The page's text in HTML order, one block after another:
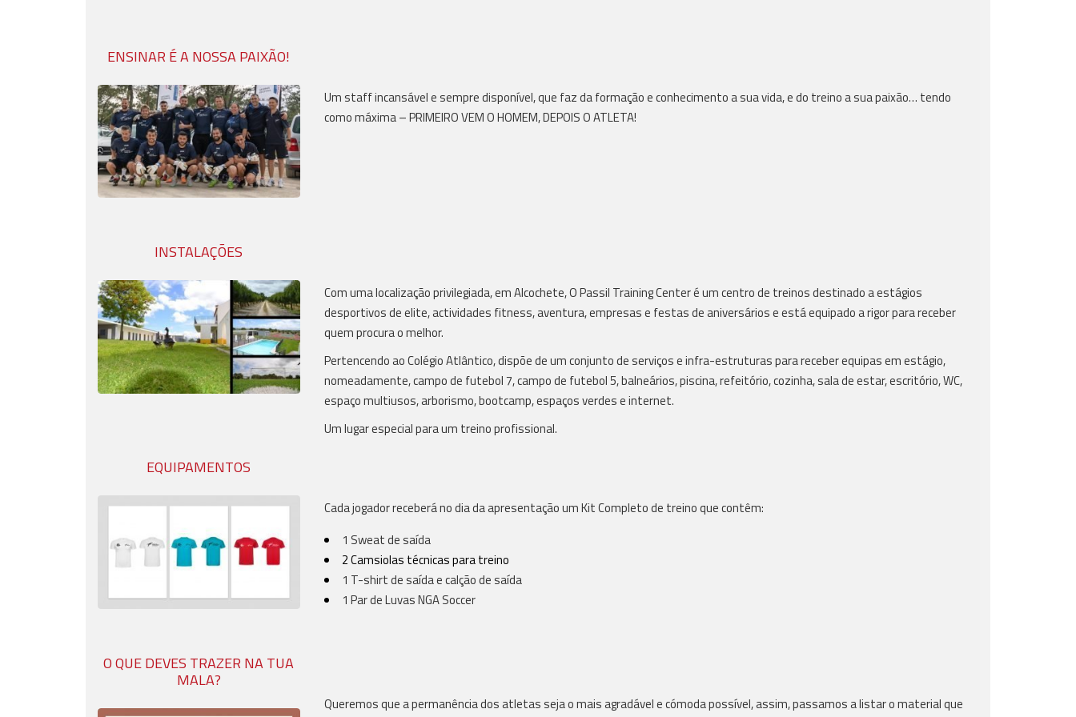
ENSINAR É A NOSSA PAIXÃO!
Um staff incansável e sempre disponível, que faz da formação e conhecimento a sua vida, e do treino a sua paixão… tendo
como máxima – PRIMEIRO VEM O HOMEM, DEPOIS O ATLETA!
INSTALAÇÕES
Com uma localização privilegiada, em Alcochete, O Passil Training Center é um centro de treinos destinado a estágios
desportivos de elite, actividades fitness, aventura, empresas e festas de aniversários eestá equipado a rigor para receber
quem procura o melhor.
Pertencendo ao Colégio Atlântico, dispõe de um conjunto de serviços e infra-estruturas para receber equipas em estágio,
nomeadamente, campo de futebol 7, campo de futebol 5, balneários, piscina, refeitório, cozinha, sala de estar, escritório, WC,
espaço multiusos, arborismo, bootcamp, espaços verdes e internet.
Um lugar especial para um treino profissional.
EQUIPAMENTOS
Cada jogador receberá no dia da apresentação um Kit Completo de treino que contêm:
1 Sweat de saída
2 Camsiolas técnicas para treino
1 T-shirt de saída e calção de saída
1 Par de Luvas NGA Soccer
O QUE DEVES TRAZER NA TUA
MALA?
Queremos que a permanência dos atletas seja o mais agradável e cómoda possível, assim, passamos a listar o material que